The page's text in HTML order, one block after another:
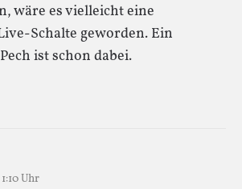
wäre es vielleicht eine
Schalte geworden. Ein
ist schon dabei.
Uhr